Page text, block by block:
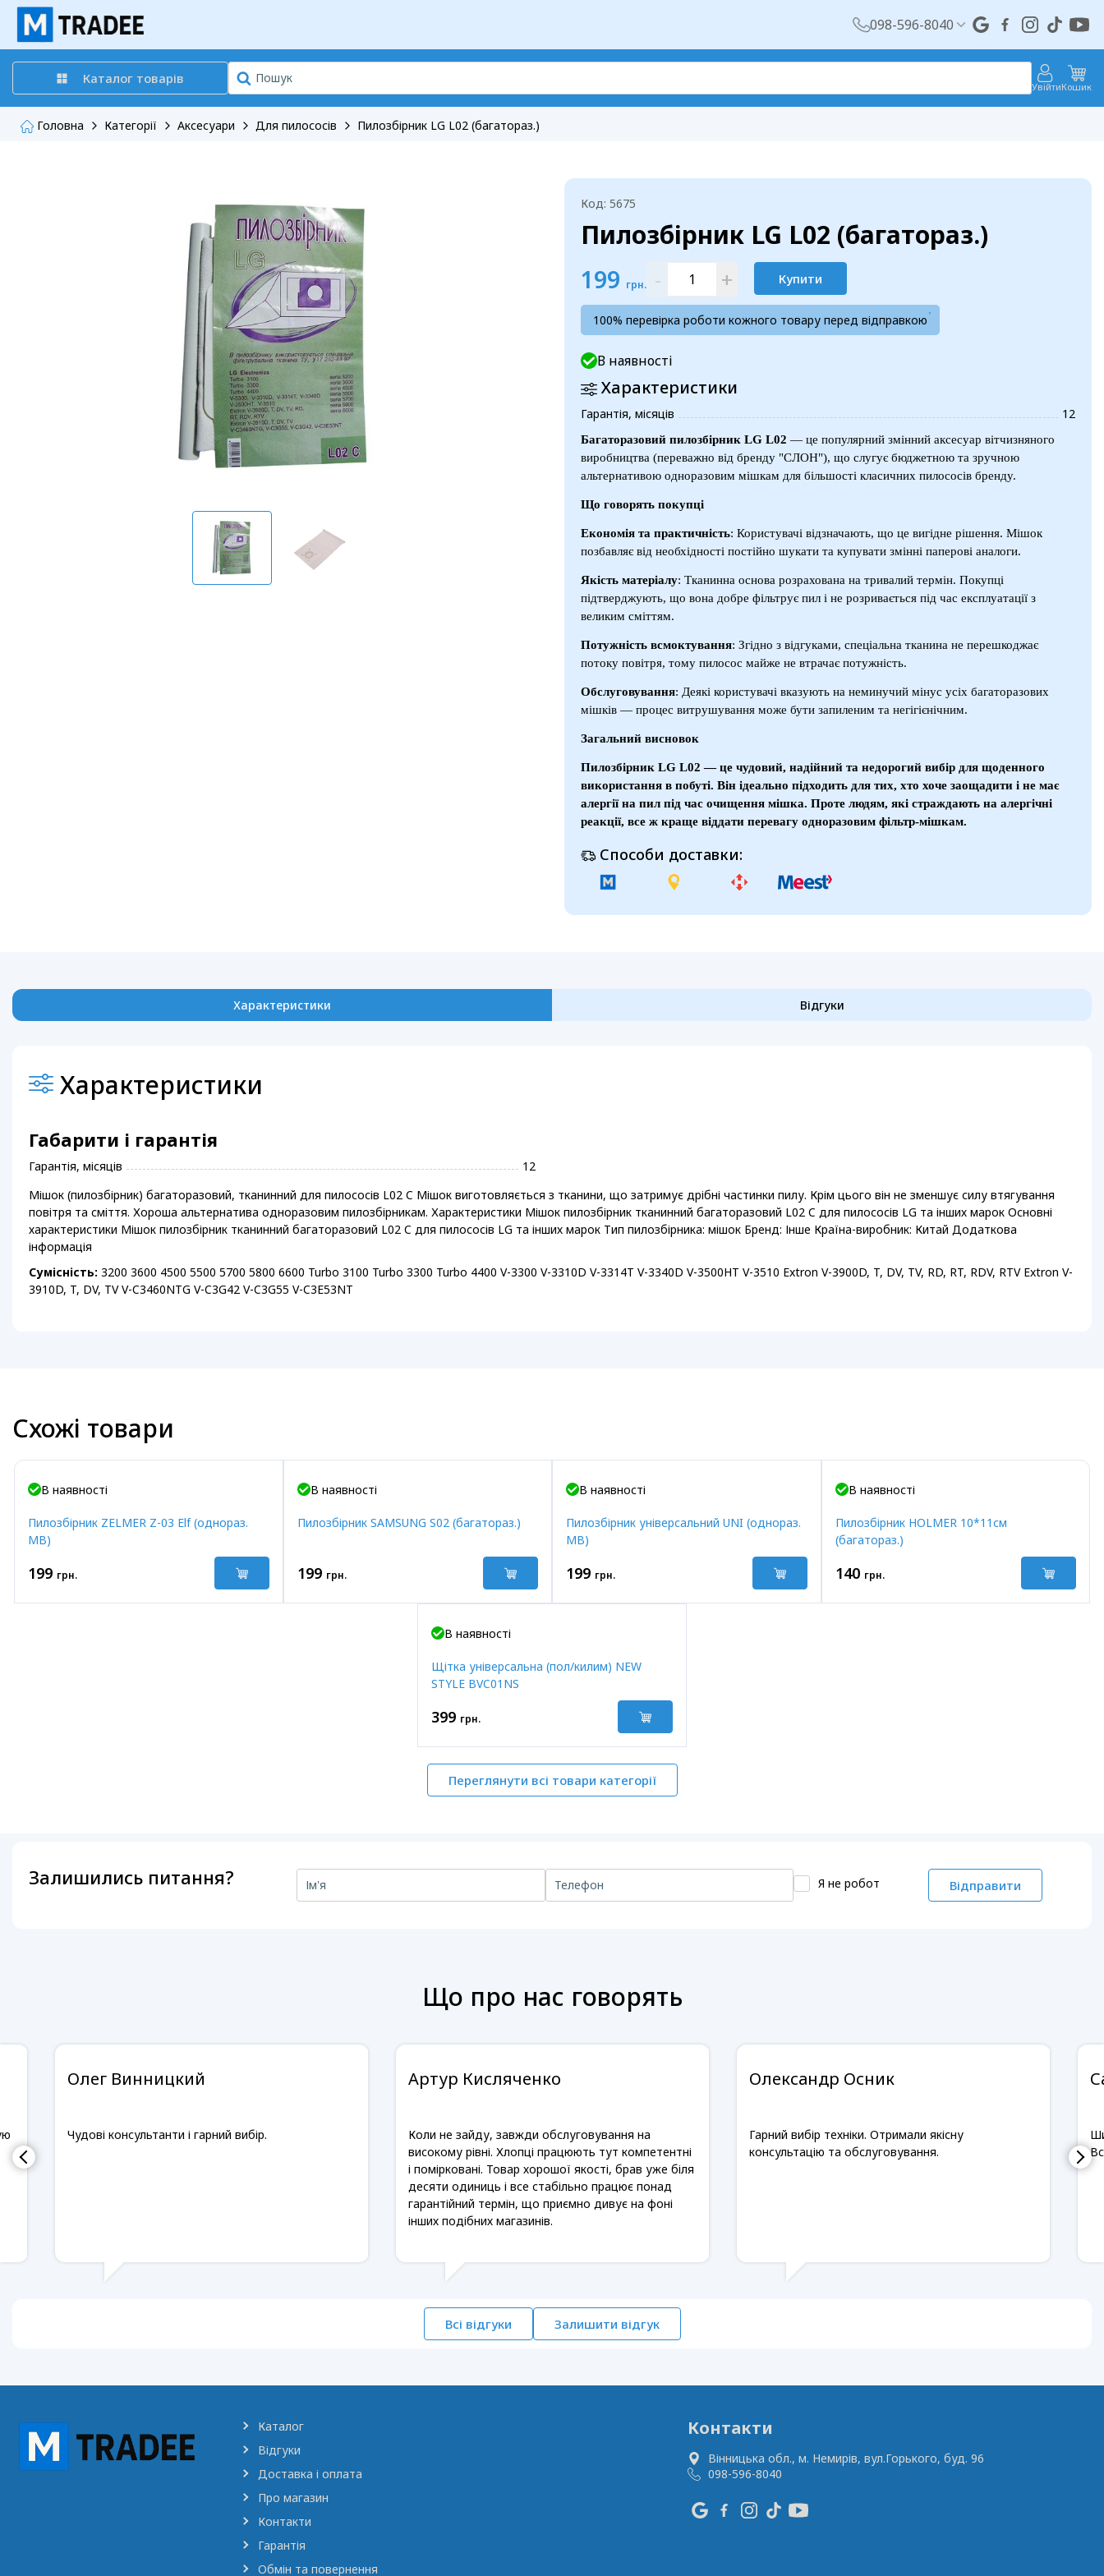
098-596-8040
Каталог товарів
УвійтиКошик
Головна Категорії Аксесуари Для пилососів Пилозбірник LG L02 (багатораз.)
Код: 5675
Пилозбірник LG L02 (багатораз.)
199 грн. - + Купити
100% перевірка роботи кожного товару перед відправкою
В наявності
Характеристики
Гарантія, місяців 12
Багаторазовий пилозбірник LG L02 — це популярний змінний аксесуар вітчизняного
виробництва (переважно від бренду "СЛОН"), що слугує бюджетною та зручною
альтернативою одноразовим мішкам для більшості класичних пилососів бренду.
Що говорять покупці
Економія та практичність: Користувачі відзначають, що це вигідне рішення. Мішок
позбавляє від необхідності постійно шукати та купувати змінні паперові аналоги.
Якість матеріалу: Тканинна основа розрахована на тривалий термін. Покупці
підтверджують, що вона добре фільтрує пил і не розривається під час експлуатації з
великим сміттям.
Потужність всмоктування: Згідно з відгуками, спеціальна тканина не перешкоджає
потоку повітря, тому пилосос майже не втрачає потужність.
Обслуговування: Деякі користувачі вказують на неминучий мінус усіх багаторазових
мішків — процес витрушування може бути запиленим та негігієнічним.
Загальний висновок
Пилозбірник LG L02 — це чудовий, надійний та недорогий вибір для щоденного
використання в побуті. Він ідеально підходить для тих, хто хоче заощадити і не має
алергії на пил під час очищення мішка. Проте людям, які страждають на алергічні
реакції, все ж краще віддати перевагу одноразовим фільтр-мішкам.
Способи доставки:
Характеристики Відгуки
Характеристики
Габарити і гарантія
Гарантія, місяців
12
Мішок (пилозбірник) багаторазовий, тканинний для пилососів L02 C Мішок виготовляється з тканини, що затримує дрібні частинки пилу. Крім цього він не зменшує силу втягування
повітря та сміття. Хороша альтернатива одноразовим пилозбірникам. Характеристики Мішок пилозбірник тканинний багаторазовий L02 C для пилососів LG та інших марок Основні
характеристики Мішок пилозбірник тканинний багаторазовий L02 C для пилососів LG та інших марок Тип пилозбірника: мішок Бренд: Інше Країна-виробник: Китай Додаткова
інформація
Сумісність: 3200 3600 4500 5500 5700 5800 6600 Turbo 3100 Turbo 3300 Turbo 4400 V-3300 V-3310D V-3314T V-3340D V-3500HT V-3510 Extron V-3900D, T, DV, TV, RD, RT, RDV, RTV Extron V-
3910D, T, DV, TV V-C3460NTG V-C3G42 V-C3G55 V-C3E53NT
Схожі товари
В наявності
Пилозбірник ZELMER Z-03 Elf (однораз.
МВ)
199 грн.
В наявності
Пилозбірник SAMSUNG S02 (багатораз.)
199 грн.
В наявності
Пилозбірник універсальний UNI (однораз.
МВ)
199 грн.
В наявності
Пилозбірник HOLMER 10*11см
(багатораз.)
140 грн.
В наявності
Щітка універсальна (пол/килим) NEW
STYLE BVC01NS
399 грн.
Переглянути всі товари категорії
Залишились питання? Я не робот Відправити
Що про нас говорять
Олег Винницкий
Чудові консультанти і гарний вибір.
Артур Кисляченко
Коли не зайду, завжди обслуговування на
високому рівні. Хлопці працюють тут компетентні
і помірковані. Товар хорошої якості, брав уже біля
десяти одиниць і все стабільно працює понад
гарантійний термін, що приємно дивує на фоні
інших подібних магазинів.
Олександр Осник
Гарний вибір техніки. Отримали якісну
консультацію та обслуговування.
Всі відгуки Залишити відгук
Каталог
Відгуки
Доставка і оплата
Про магазин
Контакти
Гарантія
Обмін та повернення
Контакти
Вінницька обл., м. Немирів, вул.Горького, буд. 96
098-596-8040